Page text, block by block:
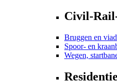
Civil-
Bruggen en
Spoor- en
Wegen,